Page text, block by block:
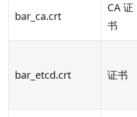
bar_ca.crt
CA 证
书
bar_etcd.crt 证书